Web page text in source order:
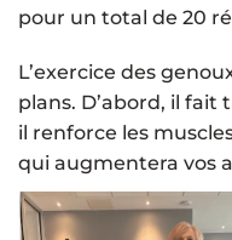
pour un total de 20
L’exercice des
plans. D’abord, il
il renforce les
qui augmentera vos